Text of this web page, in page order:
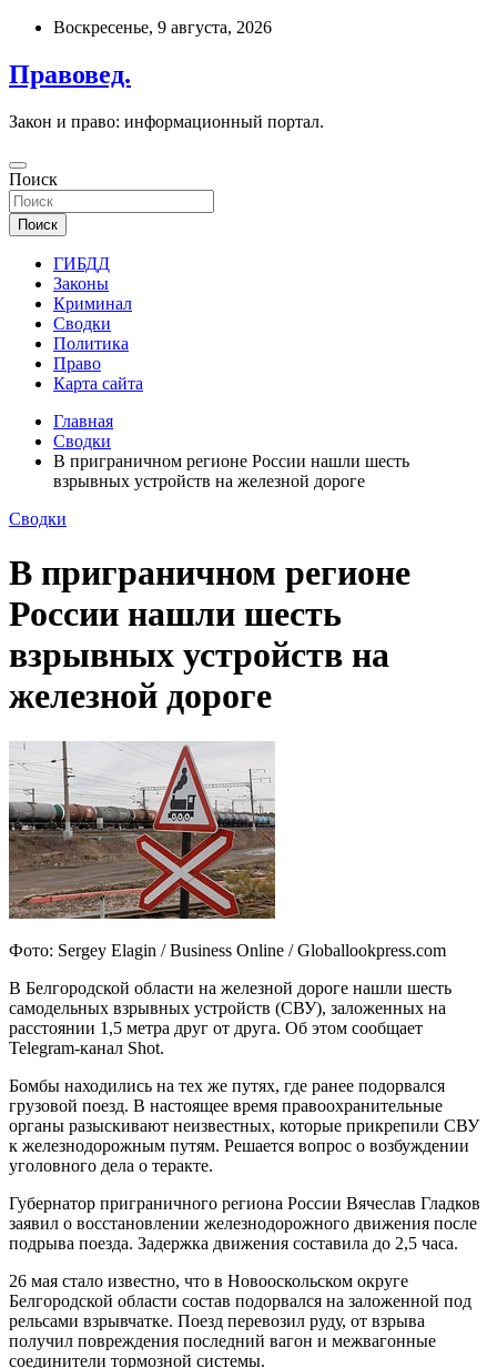
Перейти
содержимому
Воскресенье, 9 августа, 2026
Правовед.
Закон и право: информационный портал.
Поиск
Поиск
ГИБДД
Законы
Криминал
Сводки
Политика
Право
Карта сайта
Главная
Сводки
В приграничном регионе России нашли шесть
взрывных устройств на железной дороге
Сводки
В приграничном регионе
России нашли шесть
взрывных устройств на
железной дороге
Фото: Sergey Elagin / Business Online / Globallookpress.com
В Белгородской области на железной дороге нашли шесть
самодельных взрывных устройств (СВУ), заложенных на
расстоянии 1,5 метра друг от друга. Об этом сообщает
Telegram-канал Shot.
Бомбы находились на тех же путях, где ранее подорвался
грузовой поезд. В настоящее время правоохранительные
органы разыскивают неизвестных, которые прикрепили СВУ
к железнодорожным путям. Решается вопрос о возбуждении
уголовного дела о теракте.
Губернатор приграничного региона России Вячеслав Гладков
заявил о восстановлении железнодорожного движения после
подрыва поезда. Задержка движения составила до 2,5 часа.
26 мая стало известно, что в Новооскольском округе
Белгородской области состав подорвался на заложенной под
рельсами взрывчатке. Поезд перевозил руду, от взрыва
получил повреждения последний вагон и межвагонные
соединители тормозной системы.